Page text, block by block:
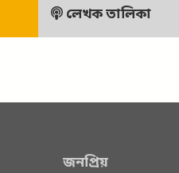
লেখক তালিকা
জনপ্রিয়